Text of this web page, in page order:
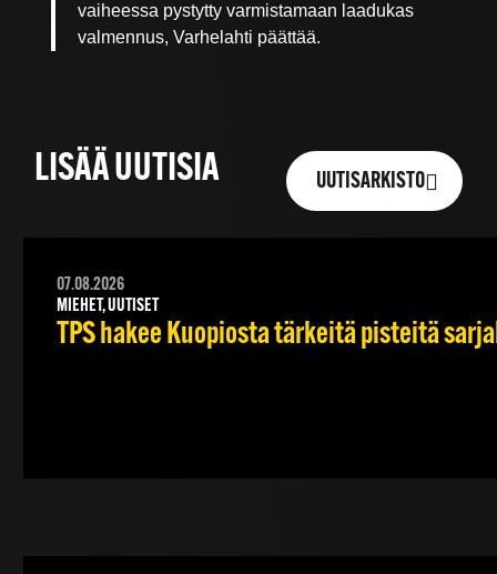
vaiheessa pystytty varmistamaan laadukas
valmennus, Varhelahti päättää.
LISÄÄ UUTISIA UUTISARKISTO
07.08.2026
MIEHET, UUTISET
TPS hakee Kuopiosta tärkeitä pisteitä